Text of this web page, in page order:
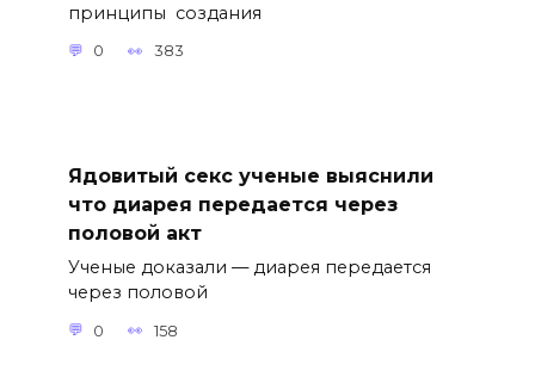
принципы создания
0 383
Ядовитый секс ученые выяснили
что диарея передается через
половой акт
Ученые доказали — диарея передается
через половой
0 158